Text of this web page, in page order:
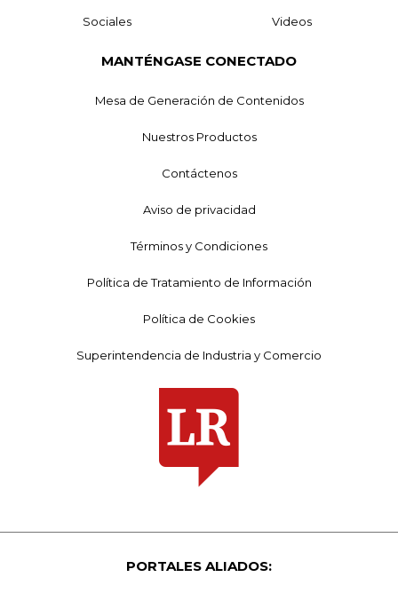
Sociales Videos
MANTÉNGASE CONECTADO
Mesa de Generación de Contenidos
Nuestros Productos
Contáctenos
Aviso de privacidad
Términos y Condiciones
Política de Tratamiento de Información
Política de Cookies
Superintendencia de Industria y Comercio
PORTALES ALIADOS: